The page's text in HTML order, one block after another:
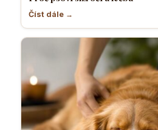
Číst dále →